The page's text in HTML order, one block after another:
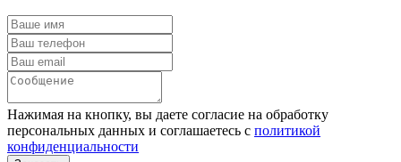
Нажимая на кнопку, вы даете согласие на обработку
персональных данных и соглашаетесь с политикой
конфиденциальности